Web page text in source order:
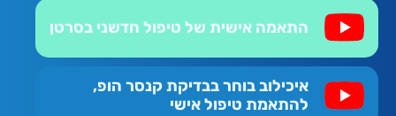
התאמה אישית של טיפול חדשני בסרטן
איכילוב בוחר בבדיקת קנסר הופ,
להתאמת טיפול אישי